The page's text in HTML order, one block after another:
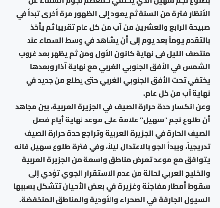
الأنظار فترة من السنة ثم يعود إلى الظهور مرة أخرى تبدأ في
صبيحة الرابع والعشرين من آب من كل عام تقريبا ثم يأخذ
بالتقدم يوماً بعد يوم إلى أن يشاهد في وسط السماء عند
منتصف الليل في نهاية كانون الأول ومن ثم يظهر بعد غروب
الشمس في الأفق الجنوبي الغربي مع نهاية آذار وبعدها
يختفي تحت الأفق الجنوبي الغربي حتى يطلع من جديد في
نهاية آب من كل عام.
وعن انكسار حدة حرارة الصيف في الجزيرة العربية، بين مجاهد
أن طلوع نجم “سهيل” علامة على موعد نهاية أيام فصل
الصيف الحارة في الجزيرة العربية وتراجع حدة حرارة الصيف
تدريجياً، ويبدأ الجو بالاعتدال ليلاً، وفي فترة طلوع سهيل فانه
يتوافق مع موعد تعرض مناطق واسعة من الجزيرة العربية
والخليج العربي لحالة من عدم الاستقرار الجوي تؤدي إلى
سقوط أمطار مفاجئة وغزيرة في بعض الأحيان تتشكل بسببها
السيول الجارفة في الصحراء والأودية والمناطق المنخفضة.